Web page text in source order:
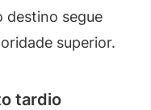
destino segue
superior.
tardio